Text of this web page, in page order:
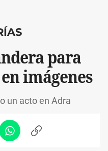
para
imágenes
un acto en Adra
WhatsappCopiar